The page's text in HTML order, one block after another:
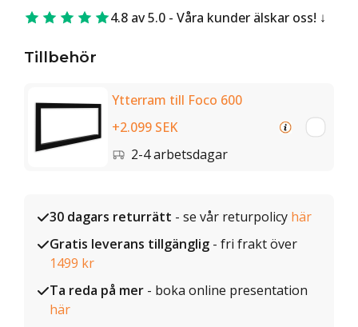
4.8 av 5.0 - Våra kunder älskar oss!
Tillbehör
Ytterram till Foco 600
+2.099 SEK
2-4 arbetsdagar
30 dagars returrätt - se vår returpolicy här
Gratis leverans tillgänglig - fri frakt över
1499 kr
Ta reda på mer - boka online presentation
här